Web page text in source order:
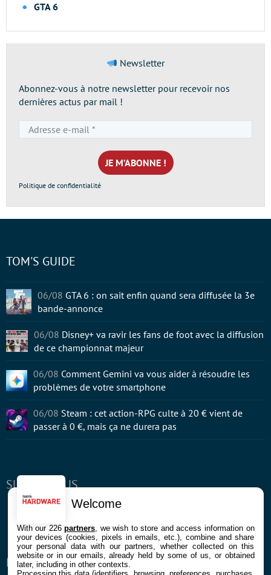
GTA 6
Newsletter
Abonnez-vous à notre newsletter pour recevoir nos
dernières actus par mail !
e-
mail
*
Politique de confidentialité
SUIVEZ-NOUS
FacebookTwitter Youtube
ENTREPRISE À PROPOS
TOM'S GUIDE
06/08 GTA 6 : on sait enfin quand sera diffusée la 3e
bande-annonce
06/08 Disney+ va ravir les fans de foot avec la diffusion
de ce championnat majeur
06/08 Comment Gemini va vous aider à résoudre les
problèmes de votre smartphone
06/08 Steam : cet action-RPG culte à 20 € vient de
passer à 0 €, mais ça ne durera pas
Welcome
With our 226partners , we wish to store and access information on
your devices (cookies, pixels in emails, etc.), combine and share
your personal data with our partners, whether collected on this
website or in our emails, already held by some of us, or obtained
later, including in other contexts.
Processing this data (identifiers, browsing, preferences, purchases,